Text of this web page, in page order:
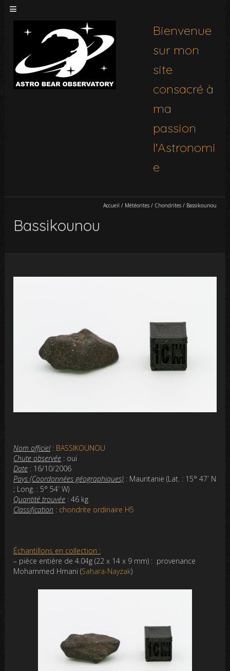
Bienvenue
sur mon
site
consacré à
ma
passion
l'Astronomi
e
Accueil / Météorites/ Chondrites/ Bassikounou
Bassikounou
Nom officiel: BASSIKOUNOU
Chute observée : oui
Date : 16/10/2006
Pays (Coordonnées géographiques) : Mauritanie (Lat. : 15° 47′ N
; Long. : 5° 54′ W)
Quantité trouvée : 46 kg
Classification : chondrite ordinaire H5
Échantillons en collection :
– pièce entière de 4.04g (22 x 14 x 9 mm) : provenance
Mohammed Hmani (Sahara-Nayzak)